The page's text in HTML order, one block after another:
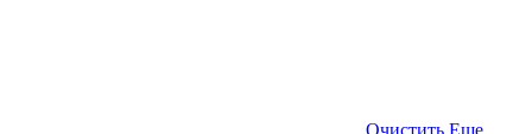
Очистить Еще